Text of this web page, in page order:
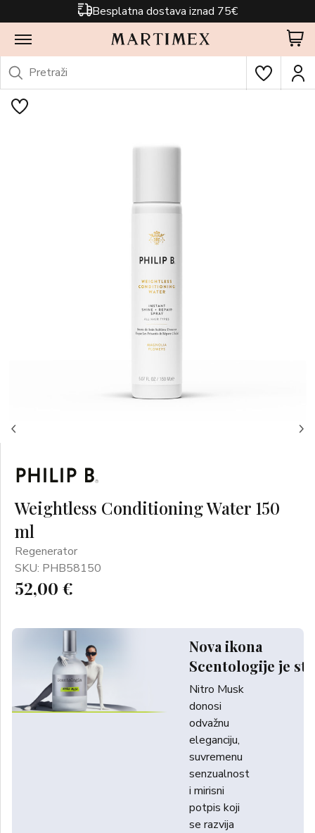
Besplatna dostava iznad 75€
Weightless Conditioning Water 150
ml
Regenerator
SKU: PHB58150
52,00 €
Nova ikona
Scentologije je
Nitro Musk
donosi
odvažnu
eleganciju,
suvremenu
senzualnost
i mirisni
potpis koji
se razvija